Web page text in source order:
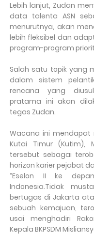
Lebih lanjut, Zudan
data talenta ASN
menurutnya, akan
lebih fleksibel dan
program-program
Salah satu topik yang
dalam sistem
rencana yang
pratama ini akan
tegas Zudan.
Wacana ini mendapat
Kutai Timur (Kutim),
tersebut sebagai
horizon karier pejabat
“Eselon II ke
Indonesia.Tidak
bertugas di Jakarta
sebuah kemajuan,
usai menghadiri
Kepala BKPSDM